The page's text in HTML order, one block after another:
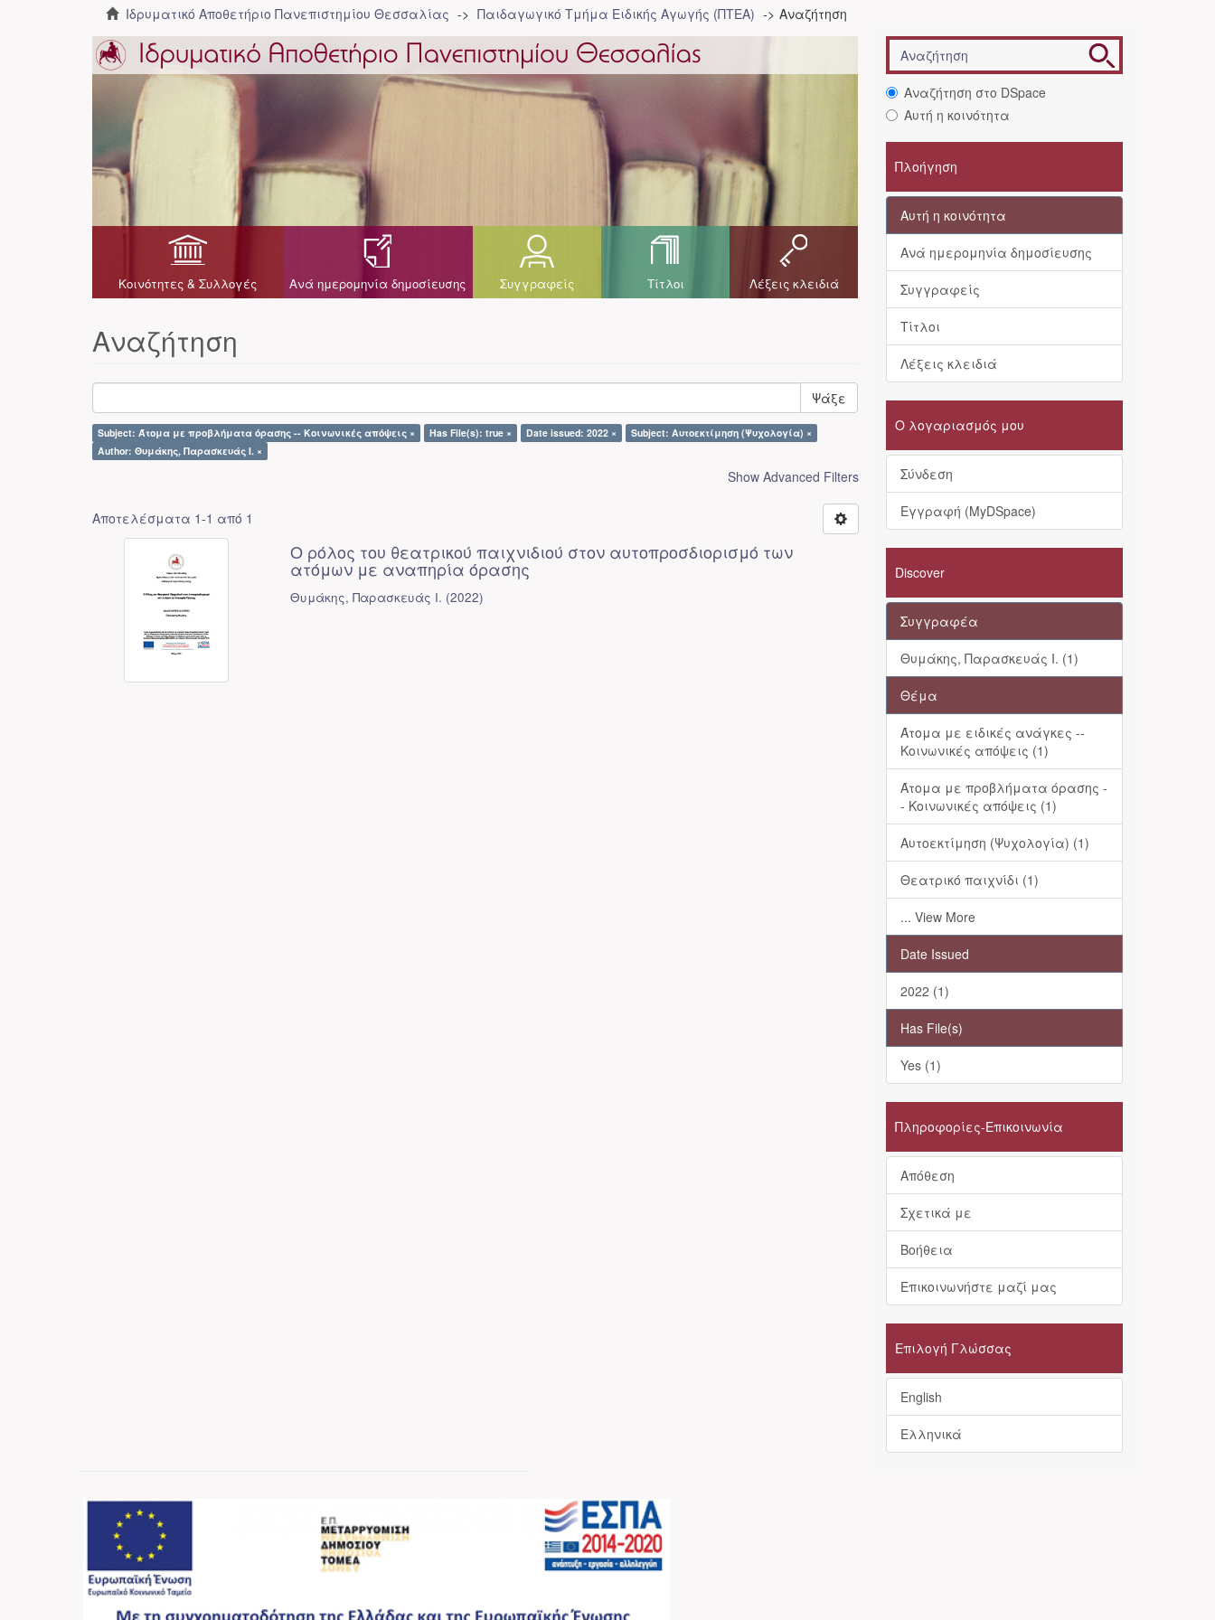
Ιδρυματικό Αποθετήριο Πανεπιστημίου Θεσσαλίας Παιδαγωγικό Τμήμα Ειδικής Αγωγής (ΠΤΕΑ) Αναζήτηση
Κοινότητες & Συλλογές Ανά ημερομηνία δημοσίευσης Συγγραφείς Τίτλοι Λέξεις κλειδιά
Αναζήτηση
Ψάξε
Subject: Άτομα με προβλήματα όρασης -- Κοινωνικές απόψεις × Has File(s): true × Date issued: 2022 ×
Subject: Αυτοεκτίμηση (Ψυχολογία) ×
Author: Θυμάκης, Παρασκευάς Ι. ×
Show Advanced Filters
Αποτελέσματα 1-1 από 1
Ο ρόλος του θεατρικού παιχνιδιού στον αυτοπροσδιορισμό των
ατόμων με αναπηρία όρασης
Θυμάκης, Παρασκευάς Ι. (2022)
Αναζήτηση στο DSpace
Αυτή η κοινότητα
Πλοήγηση
Αυτή η κοινότητα
Ανά ημερομηνία δημοσίευσης
Συγγραφείς
Τίτλοι
Λέξεις κλειδιά
Ο λογαριασμός μου
Σύνδεση
Εγγραφή (MyDSpace)
Discover
Συγγραφέα
Θυμάκης, Παρασκευάς Ι. (1)
Θέμα
Άτομα με ειδικές ανάγκες --
Κοινωνικές απόψεις (1)
Άτομα με προβλήματα όρασης -
- Κοινωνικές απόψεις (1)
Αυτοεκτίμηση (Ψυχολογία) (1)
Θεατρικό παιχνίδι (1)
... View More
Date Issued
2022 (1)
Has File(s)
Yes (1)
Πληροφορίες-Επικοινωνία
Απόθεση
Σχετικά με
Βοήθεια
Επικοινωνήστε μαζί μας
Επιλογή Γλώσσας
English
Ελληνικά